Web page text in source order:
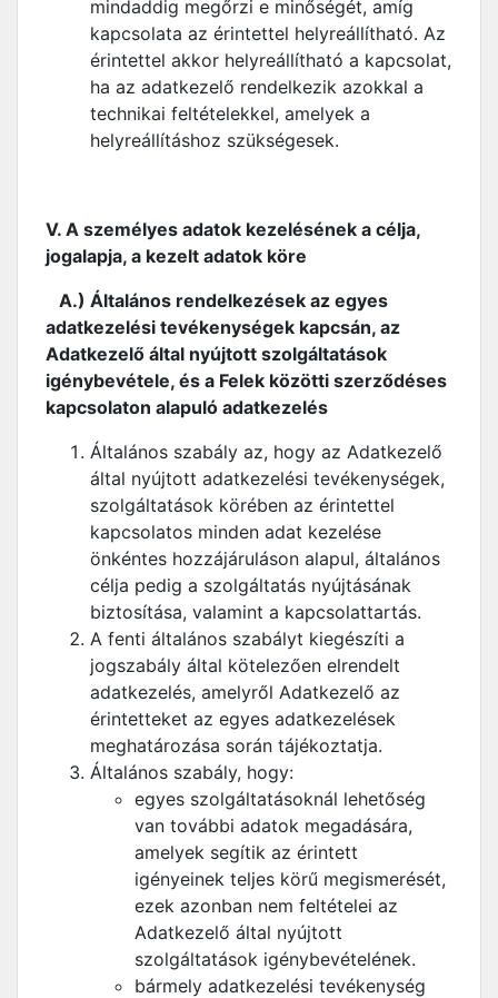
mindaddig megőrzi e minőségét, amíg
kapcsolata az érintettel helyreállítható. Az
érintettel akkor helyreállítható a kapcsolat,
ha az adatkezelő rendelkezik azokkal a
technikai feltételekkel, amelyek a
helyreállításhoz szükségesek.
V. A személyes adatok kezelésének a célja,
jogalapja, a kezelt adatok köre
A.) Általános rendelkezések az egyes
adatkezelési tevékenységek kapcsán, az
Adatkezelő által nyújtott szolgáltatások
igénybevétele, és a Felek közötti szerződéses
kapcsolaton alapuló adatkezelés
Általános szabály az, hogy az Adatkezelő
által nyújtott adatkezelési tevékenységek,
szolgáltatások körében az érintettel
kapcsolatos minden adat kezelése
önkéntes hozzájáruláson alapul, általános
célja pedig a szolgáltatás nyújtásának
biztosítása, valamint a kapcsolattartás.
A fenti általános szabályt kiegészíti a
jogszabály által kötelezően elrendelt
adatkezelés, amelyről Adatkezelő az
érintetteket az egyes adatkezelések
meghatározása során tájékoztatja.
Általános szabály, hogy:
egyes szolgáltatásoknál lehetőség
van további adatok megadására,
amelyek segítik az érintett
igényeinek teljes körű megismerését,
ezek azonban nem feltételei az
Adatkezelő által nyújtott
szolgáltatások igénybevételének.
bármely adatkezelési tevékenység